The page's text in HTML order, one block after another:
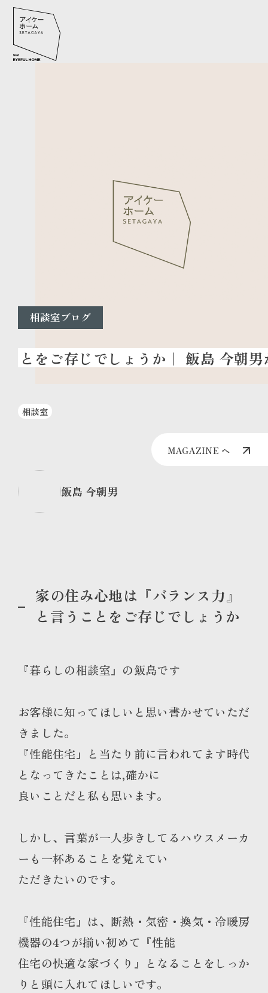
相談室ブログ
相談室
MAGAZINE へ
飯島 今朝男
家の住み心地は『バランス力』
と言うことをご存じでしょうか
『暮らしの相談室』の飯島です
お客様に知ってほしいと思い書かせていただ
きました。
『性能住宅』と当たり前に言われてます時代
となってきたことは,確かに
良いことだと私も思います。
しかし、言葉が一人歩きしてるハウスメーカ
ーも一杯あることを覚えてい
ただきたいのです。
『性能住宅』は、断熱・気密・換気・冷暖房
機器の4つが揃い初めて『性能
住宅の快適な家づくり』となることをしっか
りと頭に入れてほしいです。